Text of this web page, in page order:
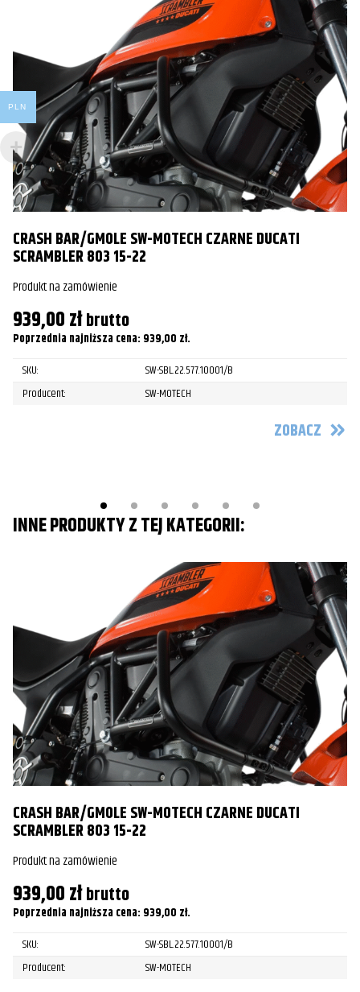
Tracer 9 GT
2024
Tracer 9 GT 2025
CRASH BAR/GMOLE SW-MOTECH CZARNE DUCATI
SCRAMBLER 803 15-22
Produkt na zamówienie
939,00złbrutto
Poprzednia najniższa cena: 939,00 zł.
SKU:
SW-SBL.22.577.10001/B
Producent:
SW-MOTECH
ZOBACZ
INNE PRODUKTY Z TEJ KATEGORII:
CRASH BAR/GMOLE SW-MOTECH CZARNE DUCATI
SCRAMBLER 803 15-22
Produkt na zamówienie
939,00złbrutto
Poprzednia najniższa cena: 939,00 zł.
SKU:
SW-SBL.22.577.10001/B
Producent:
SW-MOTECH
PLN